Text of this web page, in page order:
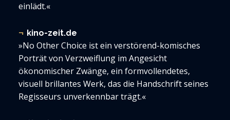
einlädt.«
kino-zeit.de
»No Other Choice ist ein verstörend-komisches
Porträt von Verzweiflung im Angesicht
ökonomischer Zwänge, ein formvollendetes,
visuell brillantes Werk, das die Handschrift seines
Regisseurs unverkennbar trägt.«